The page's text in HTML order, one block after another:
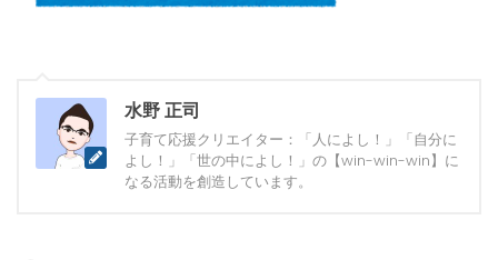
水野 正司
子育て応援クリエイター：「人によし！」「自分に
よし！」「世の中によし！」の【win-win-win】に
なる活動を創造しています。